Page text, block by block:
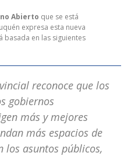
Abierto que se está
expresa esta nueva
basada en las siguientes
reconoce que los
gobiernos
más y mejores
más espacios de
los asuntos públicos,